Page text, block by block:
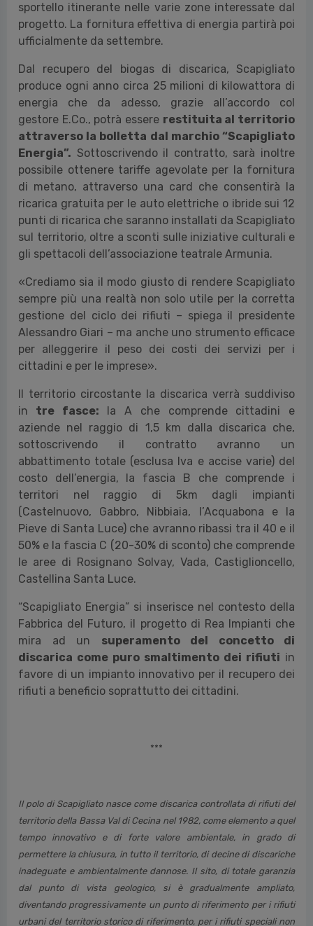
sportello itinerante nelle varie zone interessate dal
progetto. La fornitura effettiva di energia partirà poi
ufficialmente da settembre.
Dal recupero del biogas di discarica, Scapigliato
produce ogni anno circa 25 milioni di kilowattora di
energia che da adesso, grazie all’accordo col
gestore E.Co., potrà essere restituita al territorio
attraverso la bolletta dal marchio “Scapigliato
Energia”. Sottoscrivendo il contratto, sarà inoltre
possibile ottenere tariffe agevolate per la fornitura
di metano, attraverso una card che consentirà la
ricarica gratuita per le auto elettriche o ibride sui 12
punti di ricarica che saranno installati da Scapigliato
sul territorio, oltre a sconti sulle iniziative culturali e
gli spettacoli dell’associazione teatrale Armunia.
«Crediamo sia il modo giusto di rendere Scapigliato
sempre più una realtà non solo utile per la corretta
gestione del ciclo dei rifiuti – spiega il presidente
Alessandro Giari – ma anche uno strumento efficace
per alleggerire il peso dei costi dei servizi per i
cittadini e per le imprese».
Il territorio circostante la discarica verrà suddiviso
in
tre fasce:
la A che comprende cittadini e
aziende nel raggio di 1,5 km dalla discarica che,
sottoscrivendo il contratto avranno un
abbattimento totale (esclusa Iva e accise varie) del
costo dell’energia, la fascia B che comprende i
territori nel raggio di 5km dagli impianti
(Castelnuovo, Gabbro, Nibbiaia, l’Acquabona e la
Pieve di Santa Luce) che avranno ribassi tra il 40 e il
50% e la fascia C (20-30% di sconto) che comprende
le aree di Rosignano Solvay, Vada, Castiglioncello,
Castellina Santa Luce.
“Scapigliato Energia” si inserisce nel contesto della
Fabbrica del Futuro, il progetto di Rea Impianti che
mira ad un
superamento del concetto di
discarica come puro smaltimento dei rifiuti in
favore di un impianto innovativo per il recupero dei
rifiuti a beneficio soprattutto dei cittadini.
***
Il polo di Scapigliato nasce come discarica controllata di rifiuti del
territorio della Bassa Val di Cecina nel 1982, come elemento a quel
tempo innovativo e di forte valore ambientale, in grado di
permettere la chiusura, in tutto il territorio, di decine di discariche
inadeguate e ambientalmente dannose. Il sito, di totale garanzia
dal punto di vista geologico, si è gradualmente ampliato,
diventando progressivamente un punto di riferimento per i rifiuti
urbani del territorio storico di riferimento, per i rifiuti speciali non